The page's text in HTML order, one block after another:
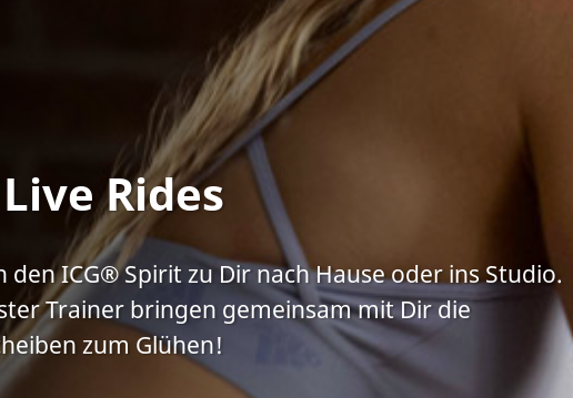
Rides
den ICG® Spirit zu Dir nach Hause oder ins Studio.
Trainer bringen gemeinsam mit Dir die
zum Glühen!